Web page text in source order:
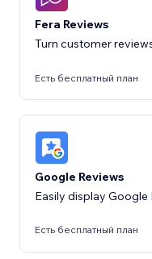
Fera Reviews
Turn customer
Есть бесплатный план
Google Reviews
Easily display Google
Есть бесплатный план